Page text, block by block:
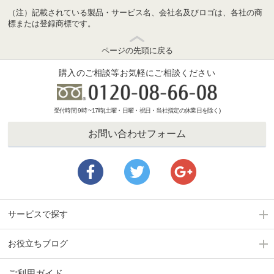
（注）記載されている製品・サービス名、会社名及びロゴは、各社の商
標または登録商標です。
ページの先頭に戻る
購入のご相談等お気軽にご相談ください
受付時間 9時 ~17時(土曜・日曜・祝日・当社指定の休業日を除く)
お問い合わせフォーム
サービスで探す
お役立ちブログ